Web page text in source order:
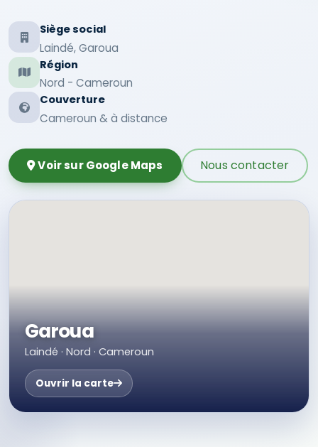
Siège social
Laindé, Garoua
Région
Nord - Cameroun
Couverture
Cameroun & à distance
Voir sur Google Maps Nous contacter
Garoua
Laindé · Nord · Cameroun
Ouvrir la carte